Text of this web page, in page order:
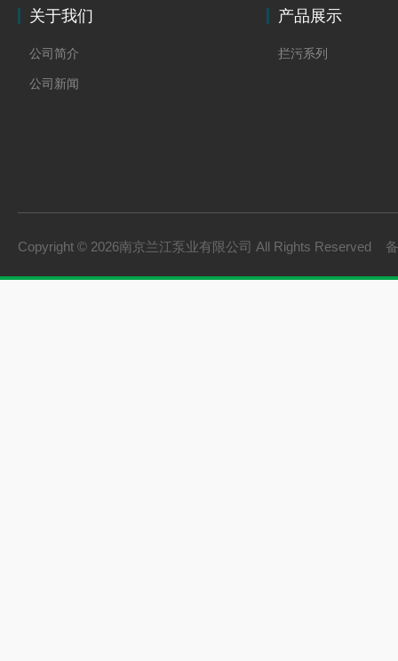
关于我们
公司简介
公司新闻
产品展示
拦污系列
Copyright © 2026南京兰江泵业有限公司 All Rights Reserved